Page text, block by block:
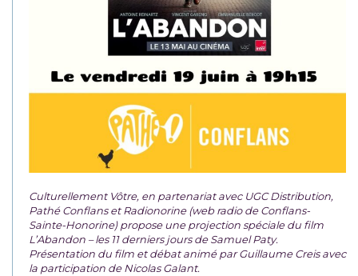
Culturellement Vôtre, en partenariat avec UGC Distribution,
Pathé Conflans et Radionorine (web radio de Conflans-
Sainte-Honorine) propose une projection spéciale du film
L’Abandon – les 11 derniers jours de Samuel Paty.
Présentation du film et débat animé par Guillaume Creis avec
la participation de Nicolas Galant.